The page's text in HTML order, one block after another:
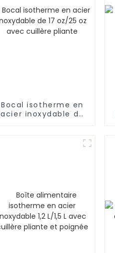
Bocal isotherme en
acier inoxydable de